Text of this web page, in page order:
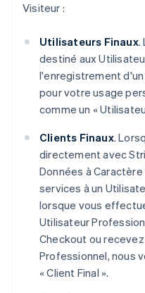
Visiteur :
Utilisateurs Finaux.
destiné aux
l'enregistrement
pour votre usage
comme un «
Clients Finaux.
directement avec
Données à
services à un
lorsque vous
Utilisateur
Checkout ou
Professionnel, nous
« Client Final ».